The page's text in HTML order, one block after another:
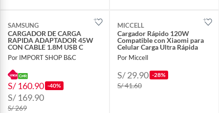
SAMSUNG
CARGADOR DE CARGA
RAPIDA ADAPTADOR 45W
CON CABLE 1.8M USB C
Por IMPORT SHOP B&C
S/ 160.90 -40%
S/ 169.90
S/ 269
MICCELL
Cargador Rápido 120W
Compatible con Xiaomi para
Celular Carga Ultra Rápida
Por Miccell
S/ 29.90 -28%
S/ 41.60